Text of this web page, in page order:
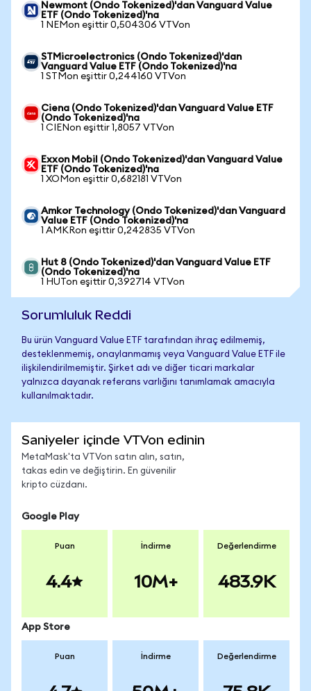
Newmont (Ondo Tokenized)'dan Vanguard Value
ETF (Ondo Tokenized)'na
1 NEMon eşittir 0,504306 VTVon
STMicroelectronics (Ondo Tokenized)'dan
Vanguard Value ETF (Ondo Tokenized)'na
1 STMon eşittir 0,244160 VTVon
Ciena (Ondo Tokenized)'dan Vanguard Value ETF
(Ondo Tokenized)'na
1 CIENon eşittir 1,8057 VTVon
Exxon Mobil (Ondo Tokenized)'dan Vanguard Value
ETF (Ondo Tokenized)'na
1 XOMon eşittir 0,682181 VTVon
Amkor Technology (Ondo Tokenized)'dan Vanguard
Value ETF (Ondo Tokenized)'na
1 AMKRon eşittir 0,242835 VTVon
Hut 8 (Ondo Tokenized)'dan Vanguard Value ETF
(Ondo Tokenized)'na
1 HUTon eşittir 0,392714 VTVon
Sorumluluk Reddi
Bu ürün Vanguard Value ETF tarafından ihraç edilmemiş,
desteklenmemiş, onaylanmamış veya Vanguard Value ETF ile
ilişkilendirilmemiştir. Şirket adı ve diğer ticari markalar
yalnızca dayanak referans varlığını tanımlamak amacıyla
kullanılmaktadır.
Saniyeler içinde VTVon edinin
MetaMask'ta VTVon satın alın, satın,
takas edin ve değiştirin. En güvenilir
kripto cüzdanı.
Google Play
Puan
4.4
İndirme
10M+
Değerlendirme
483.9K
App Store
Puan İndirme Değerlendirme